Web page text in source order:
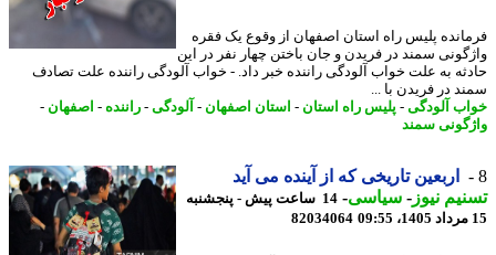
پلیس راه استان اصفهان از وقوع یک فقره
سمند در فریدن و جان باختن چهار نفر در این
به علت خواب آلودگی راننده خبر داد. - خواب آلودگی راننده علت تصادف
در فریدن با ...
آلودگی-پلیس راه استان-استان اصفهان-آلودگی-راننده -اصفهان-
سمند
اربعین تاریخی که از آینده می آید
نیوز-سیاسی-
14 ساعت پیش - پنجشنبه
82034064